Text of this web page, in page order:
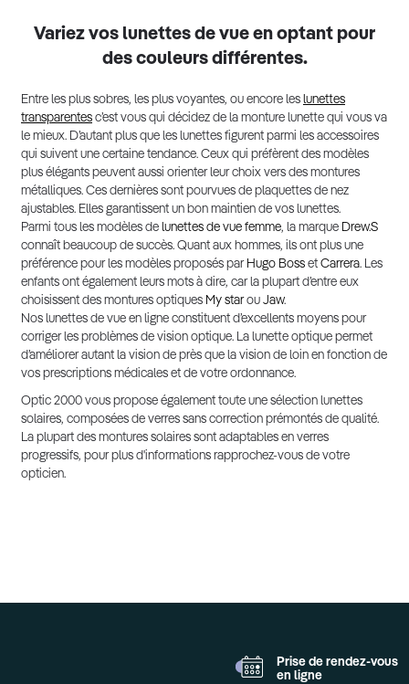
Variez vos lunettes de vue en optant pour
des couleurs différentes.
Entre les plus sobres, les plus voyantes, ou encore les lunettes
transparentes c’est vous qui décidez de la monture lunette qui vous va
le mieux. D’autant plus que les lunettes figurent parmi les accessoires
qui suivent une certaine tendance. Ceux qui préfèrent des modèles
plus élégants peuvent aussi orienter leur choix vers des montures
métalliques. Ces dernières sont pourvues de plaquettes de nez
ajustables. Elles garantissent un bon maintien de vos lunettes.
Parmi tous les modèles de lunettes de vue femme, la marque Drew.S
connaît beaucoup de succès. Quant aux hommes, ils ont plus une
préférence pour les modèles proposés par Hugo Boss et Carrera. Les
enfants ont également leurs mots à dire, car la plupart d’entre eux
choisissent des montures optiques My starou Jaw.
Nos lunettes de vue en ligne constituent d’excellents moyens pour
corriger les problèmes de vision optique. La lunette optique permet
d’améliorer autant la vision de près que la vision de loin en fonction de
vos prescriptions médicales et de votre ordonnance.
Optic 2000 vous propose également toute une sélection lunettes
solaires, composées de verres sans correction prémontés de qualité.
La plupart des montures solaires sont adaptables en verres
progressifs, pour plus d'informations rapprochez-vous de votre
opticien.
Prise de rendez-vous
en ligne